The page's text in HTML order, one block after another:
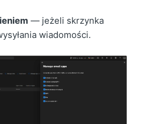
— jeżeli skrzynka
wiadomości.